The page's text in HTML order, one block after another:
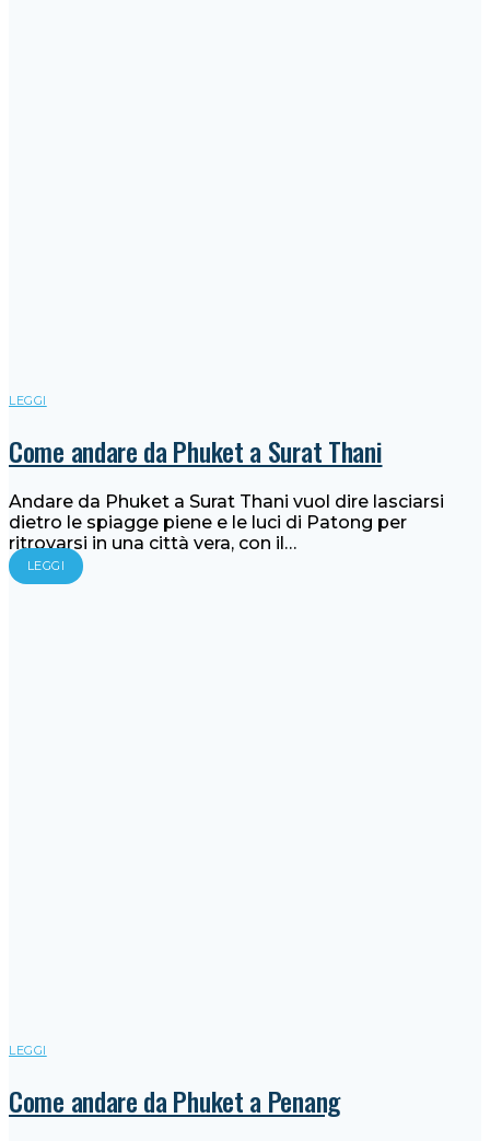
LEGGI
Come andare da Phuket a Surat Thani
Andare da Phuket a Surat Thani vuol dire lasciarsi
dietro le spiagge piene e le luci di Patong per
ritrovarsi in una città vera, con il…
LEGGI
LEGGI
Come andare da Phuket a Penang